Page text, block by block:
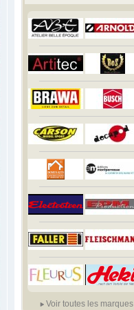
Voir toutes les marques